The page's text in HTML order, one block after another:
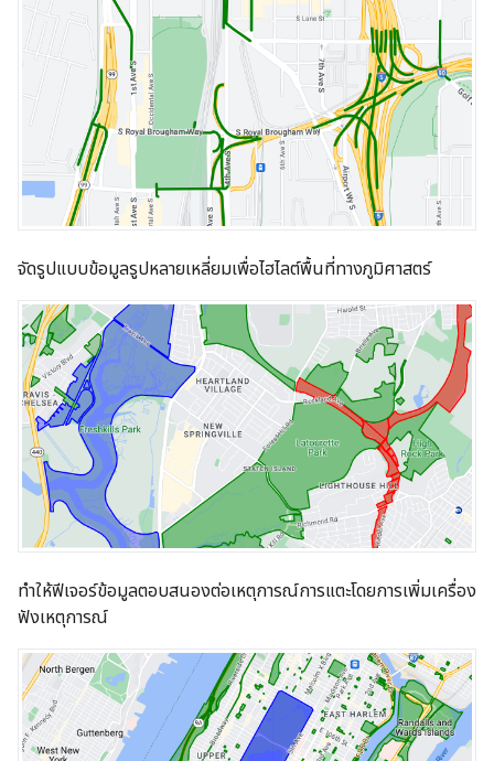
จัดรูปแบบข้อมูลรูปหลายเหลี่ยมเพื่อไฮไลต์พื้นที่ทางภูมิศาสตร์
ทําให้ฟีเจอร์ข้อมูลตอบสนองต่อเหตุการณ์การแตะโดยการเพิ่มเครื่อง
ฟังเหตุการณ์